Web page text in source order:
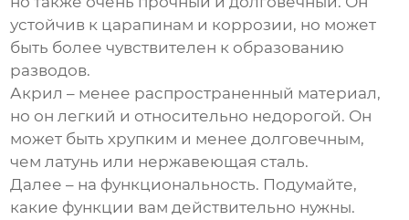
устойчив к царапинам и коррозии, но может
быть более чувствителен к образованию
разводов.
Акрил – менее распространенный материал,
но он легкий и относительно недорогой. Он
может быть хрупким и менее долговечным,
чем латунь или нержавеющая сталь.
Далее – на функциональность. Подумайте,
какие функции вам действительно нужны.